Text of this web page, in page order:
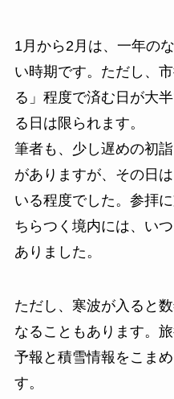
1月から2月は、一年の
い時期です。ただし、
る」程度で済む日が大
る日は限られます。
筆者も、少し遅めの初
がありますが、その日
いる程度でした。参拝
ちらつく境内には、い
ありました。
ただし、寒波が入ると
なることもあります。
予報と積雪情報をこま
す。